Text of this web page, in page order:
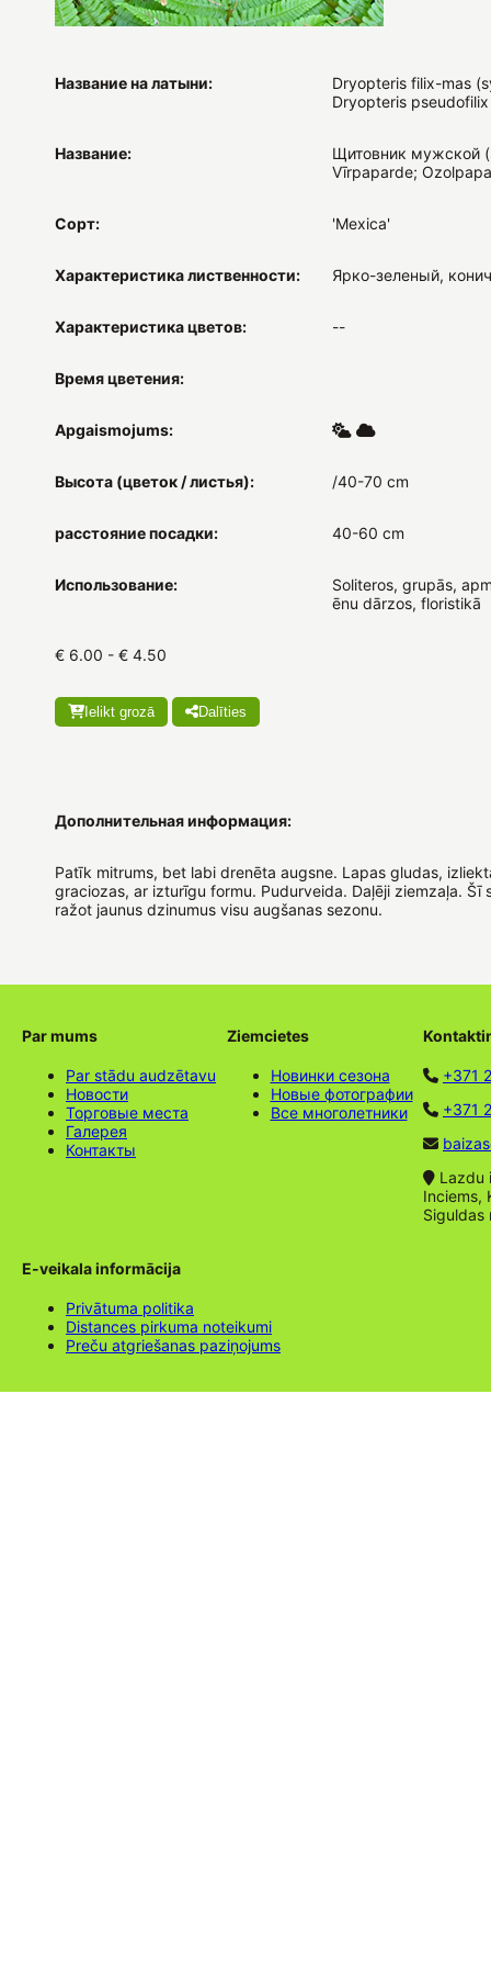
Название на латыни:
Dryopteris filix-mas
Dryopteris
Название:
Щитовник мужской
Vīrpaparde;
Сорт: 'Mexica'
Характеристика лиственности: Ярко-зеленый,
Характеристика цветов: --
Время цветения:
Apgaismojums:
Высота (цветок / листья): /40-70 cm
расстояние посадки: 40-60 cm
Использование:
Soliteros, grupās,
ēnu dārzos, floristikā
€ 6.00 - € 4.50
Ielikt grozā Dalīties
Дополнительная информация:
Patīk mitrums, bet labi drenēta augsne. Lapas gludas,
graciozas, ar izturīgu formu. Pudurveida. Daļēji ziemzaļa. Šī
ražot jaunus dzinumus visu augšanas sezonu.
Par mums
Par stādu audzētavu
Новости
Торговые места
Галерея
Контакты
Ziemcietes
Новинки сезона
Новые фотографии
Все многолетники
+371
+371
Lazdu
Inciems,
Siguldas
E-veikala informācija
Privātuma politika
Distances pirkuma noteikumi
Preču atgriešanas paziņojums